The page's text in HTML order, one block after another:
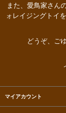
また、愛鳥家さん
ォレイジングトイ
どうぞ、ご
マイアカウント